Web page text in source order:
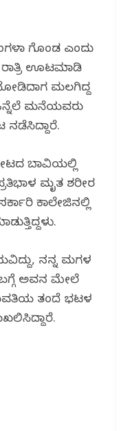
ಗೊಂಡ ಎಂದು
ರಾತ್ರಿ ಊಟಮಾಡಿ
ಮಲಗಿದ್ದ
ಮನೆಯವರು
ನಡೆಸಿದ್ದಾರೆ.
ಬಾವಿಯಲ್ಲಿ
ಮೃತ ಶರೀರ
ಕಾಲೇಜಿನಲ್ಲಿ
ನನ್ನ ಮಗಳ
ಅವನ ಮೇಲೆ
ತಂದೆ ಭಟ್ಕಳ